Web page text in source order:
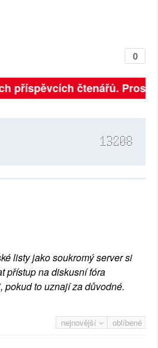
0
příspěvcích čtenářů.
13208
listy jako soukromý server si
přístup na diskusní fóra
pokud to uznají za důvodné.
nejnovější oblíbené